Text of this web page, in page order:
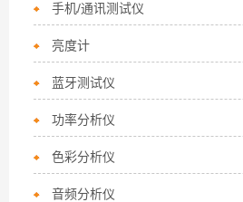
手机/通讯测试仪
亮度计
蓝牙测试仪
功率分析仪
色彩分析仪
音频分析仪